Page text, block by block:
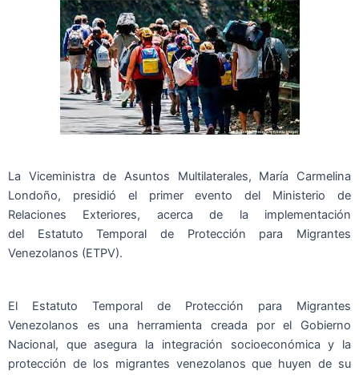
o
k
r
e
La Viceministra de Asuntos Multilaterales, María Carmelina
Londoño, presidió el primer evento del Ministerio de
Relaciones Exteriores, acerca de la implementación
del Estatuto Temporal de Protección para Migrantes
Venezolanos (ETPV).
El Estatuto Temporal de Protección para Migrantes
Venezolanos es una herramienta creada por el Gobierno
Nacional, que asegura la integración socioeconómica y la
protección de los migrantes venezolanos que huyen de su